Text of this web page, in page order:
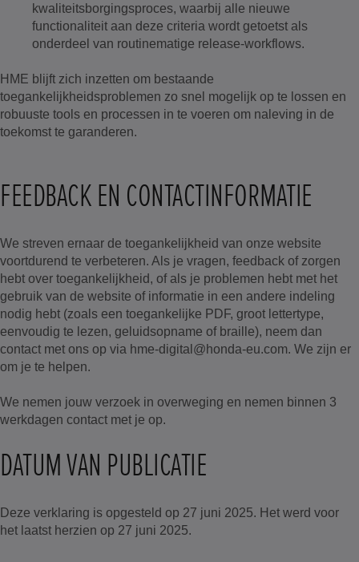
kwaliteitsborgingsproces, waarbij alle nieuwe
functionaliteit aan deze criteria wordt getoetst als
onderdeel van routinematige release-workflows.
HME blijft zich inzetten om bestaande
toegankelijkheidsproblemen zo snel mogelijk op te lossen en
robuuste tools en processen in te voeren om naleving in de
toekomst te garanderen.
FEEDBACK EN CONTACTINFORMATIE
We streven ernaar de toegankelijkheid van onze website
voortdurend te verbeteren. Als je vragen, feedback of zorgen
hebt over toegankelijkheid, of als je problemen hebt met het
gebruik van de website of informatie in een andere indeling
nodig hebt (zoals een toegankelijke PDF, groot lettertype,
eenvoudig te lezen, geluidsopname of braille), neem dan
contact met ons op via hme-digital@honda-eu.com. We zijn er
om je te helpen.
We nemen jouw verzoek in overweging en nemen binnen 3
werkdagen contact met je op.
DATUM VAN PUBLICATIE
Deze verklaring is opgesteld op 27 juni 2025. Het werd voor
het laatst herzien op 27 juni 2025.